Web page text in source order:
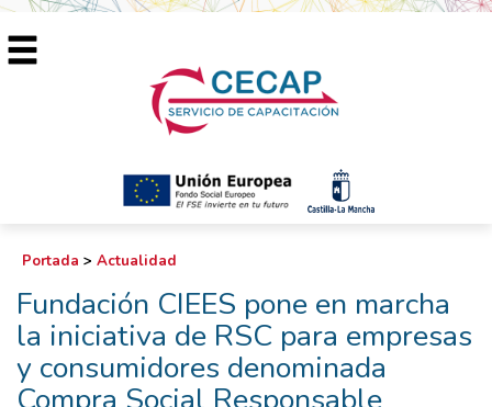
Portada > Actualidad
Fundación CIEES pone en marcha
la iniciativa de RSC para empresas
y consumidores denominada